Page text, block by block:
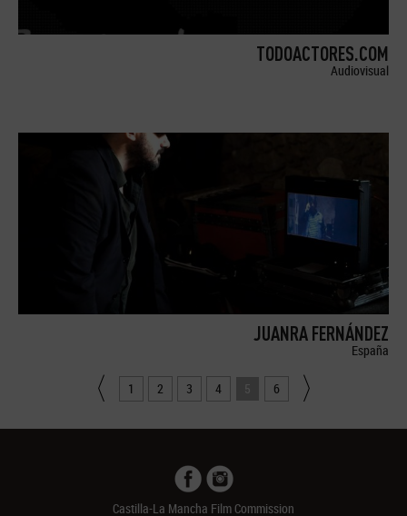
TODOACTORES.COM
Audiovisual
JUANRA FERNÁNDEZ
España
1 2 3 4 5 6
Castilla-La Mancha Film Commission